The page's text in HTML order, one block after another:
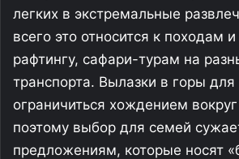
легких в экстремальные
всего это относится к походам
рафтингу, сафари-турам на
транспорта. Вылазки в горы для
ограничиться хождением
поэтому выбор для семей
предложениям, которые носят